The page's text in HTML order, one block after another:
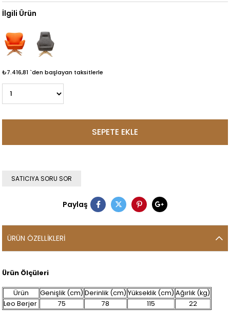
İlgili Ürün
₺7.416,81 `den başlayan taksitlerle
SATICIYA SORU SOR
Paylaş
ÜRÜN ÖZELLIKLERI
Ürün Ölçüleri
Ürün Genişlik (cm) Derinlik (cm) Yükseklik (cm) Ağırlık (kg)
Leo Berjer
75 78 115 22